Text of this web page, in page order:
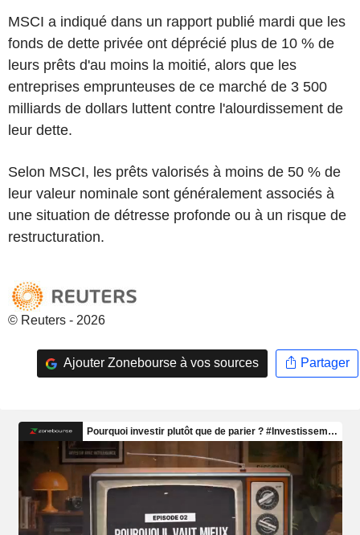
MSCI a indiqué dans un rapport publié mardi que les
fonds de dette privée ont déprécié plus de 10 % de
leurs prêts d'au moins la moitié, alors que les
entreprises emprunteuses de ce marché de 3 500
milliards de dollars luttent contre l'alourdissement de
leur dette.
Selon MSCI, les prêts valorisés à moins de 50 % de
leur valeur nominale sont généralement associés à
une situation de détresse profonde ou à un risque de
restructuration.
© Reuters - 2026
Ajouter Zonebourse à vos sources Partager